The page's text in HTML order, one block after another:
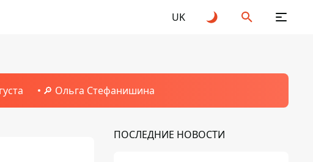
UK
🔎 Ольга Стефанишина
ПОСЛЕДНИЕ НОВОСТИ